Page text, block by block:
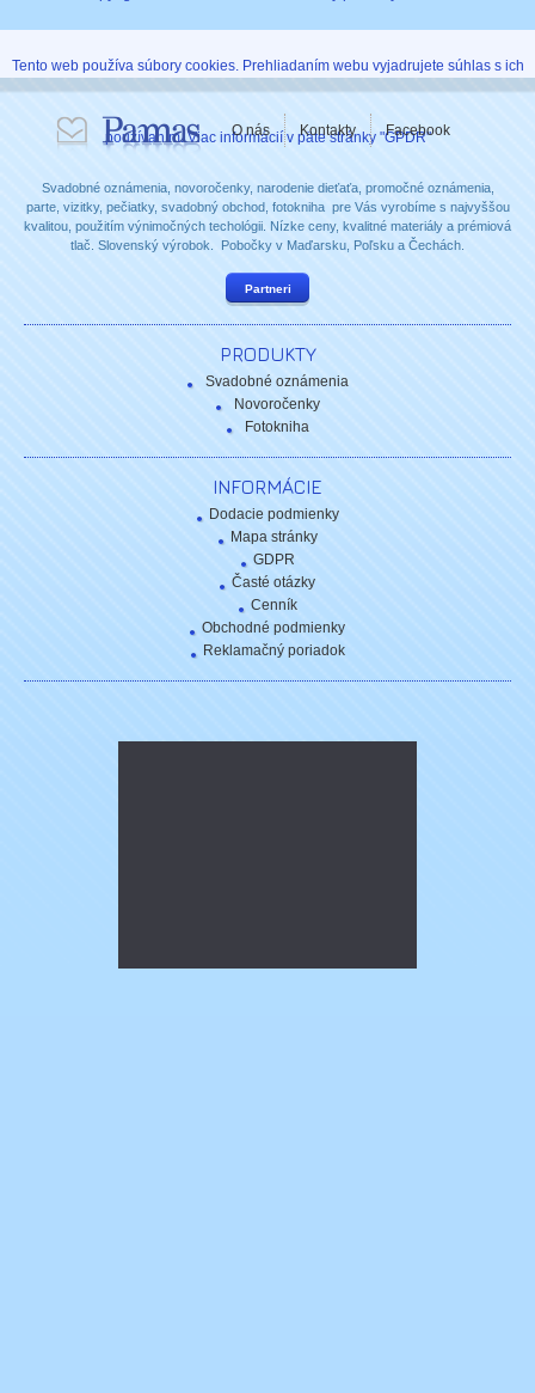
Tento web používa súbory cookies. Prehliadaním webu vyjadrujete súhlas s ich
používaním. Viac informácií v päte stránky "GPDR"
O nás Kontakty Facebook
Svadobné oznámenia, novoročenky, narodenie dieťaťa, promočné oznámenia,
parte, vizitky, pečiatky, svadobný obchod, fotokniha pre Vás vyrobíme s najvyššou
kvalitou, použitím výnimočných techológii. Nízke ceny, kvalitné materiály a prémiová
tlač. Slovenský výrobok. Pobočky v Maďarsku, Poľsku a Čechách.
Partneri
PRODUKTY
Svadobné oznámenia
Novoročenky
Fotokniha
INFORMÁCIE
Dodacie podmienky
Mapa stránky
GDPR
Časté otázky
Cenník
Obchodné podmienky
Reklamačný poriadok